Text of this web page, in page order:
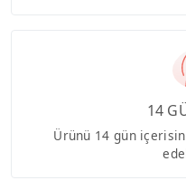
14
Ürünü 14 gün